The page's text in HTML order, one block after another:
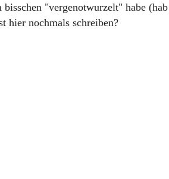
"vergenotwurzelt" habe (hab
hier nochmals schreiben?